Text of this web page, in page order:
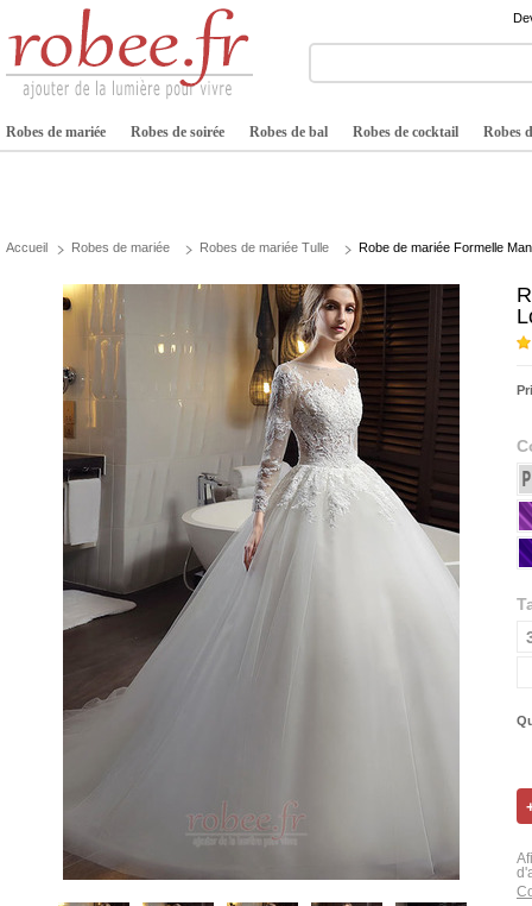
Robes de mariée Robes de soirée Robes de bal Robes de cocktail Robes
Accueil Robes de mariée Robes de mariée Tulle Robe de mariée Formelle